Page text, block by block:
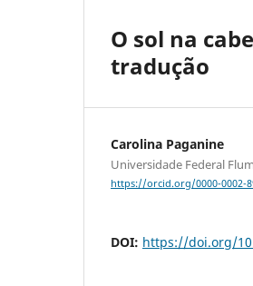
O sol na
tradução
Carolina Paganine
Universidade Federal
https://orcid.org/0000-0002-
DOI: https://doi.org/